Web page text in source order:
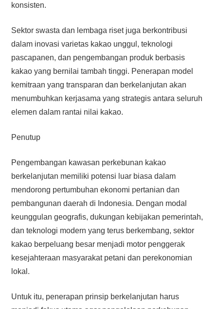
konsisten.
Sektor swasta dan lembaga riset juga berkontribusi
dalam inovasi varietas kakao unggul, teknologi
pascapanen, dan pengembangan produk berbasis
kakao yang bernilai tambah tinggi. Penerapan model
kemitraan yang transparan dan berkelanjutan akan
menumbuhkan kerjasama yang strategis antara seluruh
elemen dalam rantai nilai kakao.
Penutup
Pengembangan kawasan perkebunan kakao
berkelanjutan memiliki potensi luar biasa dalam
mendorong pertumbuhan ekonomi pertanian dan
pembangunan daerah di Indonesia. Dengan modal
keunggulan geografis, dukungan kebijakan pemerintah,
dan teknologi modern yang terus berkembang, sektor
kakao berpeluang besar menjadi motor penggerak
kesejahteraan masyarakat petani dan perekonomian
lokal.
Untuk itu, penerapan prinsip berkelanjutan harus